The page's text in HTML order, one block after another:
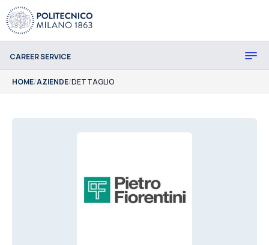
CAREER SERVICE
HOME/AZIENDE/DETTAGLIO